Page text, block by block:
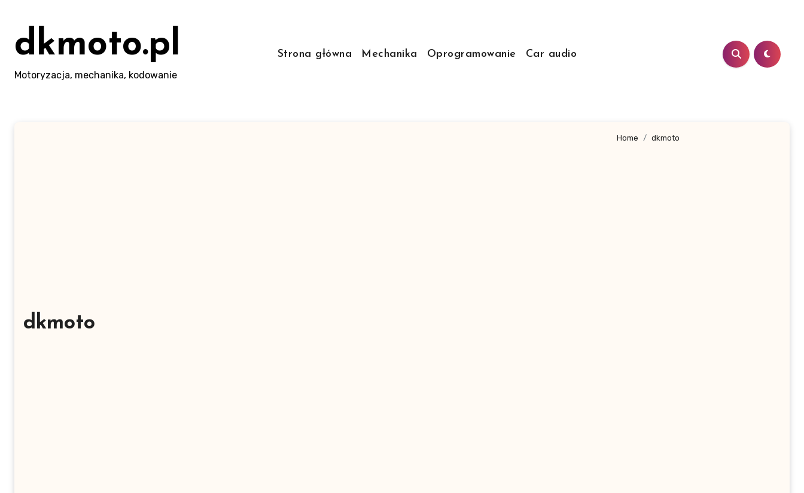
contentdkmoto.pl
Motoryzacja, mechanika, kodowanie
Strona główna Mechanika Oprogramowanie Car audio
dkmoto
Home dkmoto